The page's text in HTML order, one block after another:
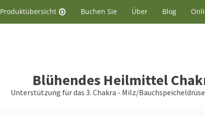
Produktübersicht Buchen Sie Über Blog
Blühendes Heilmittel
Unterstützung für das 3. Chakra - Milz/